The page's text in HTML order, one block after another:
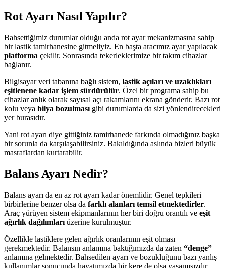
Rot Ayarı Nasıl Yapılır?
Bahsettiğimiz durumlar olduğu anda rot ayar mekanizmasına sahip
bir lastik tamirhanesine gitmeliyiz. En başta aracımız ayar yapılacak
platforma çekilir. Sonrasında tekerleklerimize bir takım cihazlar
bağlanır.
Bilgisayar veri tabanına bağlı sistem, lastik açıları ve uzaklıkları
eşitlenene kadar işlem sürdürülür. Özel bir programa sahip bu
cihazlar anlık olarak sayısal açı rakamlarını ekrana gönderir. Bazı rot
kolu veya bilya bozulması gibi durumlarda da sizi yönlendirecekleri
yer burasıdır.
Yani rot ayarı diye gittiğiniz tamirhanede farkında olmadığınız başka
bir sorunla da karşılaşabilirsiniz. Bakıldığında aslında bizleri büyük
masraflardan kurtarabilir.
Balans Ayarı Nedir?
Balans ayarı da en az rot ayarı kadar önemlidir. Genel tepkileri
birbirlerine benzer olsa da farklı alanları temsil etmektedirler.
Araç yürüyen sistem ekipmanlarının her biri doğru orantılı ve eşit
ağırlık dağılımları üzerine kurulmuştur.
Özellikle lastiklere gelen ağırlık oranlarının eşit olması
gerekmektedir. Balansın anlamına baktığımızda da zaten “denge”
anlamına gelmektedir. Bahsedilen ayarı ve bozukluğunu bazı yanlış
kullanımlar sonucunda hayatımızda bir kere de olsa yaşamışızdır.